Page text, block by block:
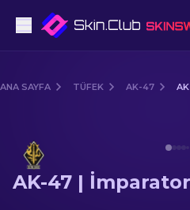
Dürbünlü Tüfek
ANA SAYFA TÜFEK AK-47
AK-47 |